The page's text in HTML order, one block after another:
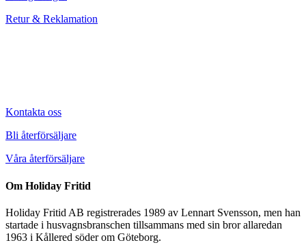
Retur & Reklamation
Kontakta oss
Bli återförsäljare
Våra återförsäljare
Om Holiday Fritid
Holiday Fritid AB registrerades 1989 av Lennart Svensson, men han
startade i husvagnsbranschen tillsammans med sin bror allaredan
1963 i Kållered söder om Göteborg.